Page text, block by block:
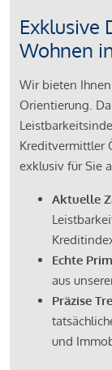
Exklusive
Wohnen
Wir bieten
Orientierung.
Kreditvermittler
exklusiv für Sie
Aktuelle
Echte
aus
Präzise
und